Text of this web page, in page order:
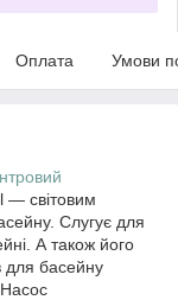
Оплата Умови
— світовим
Слугує для
А також його
для басейну